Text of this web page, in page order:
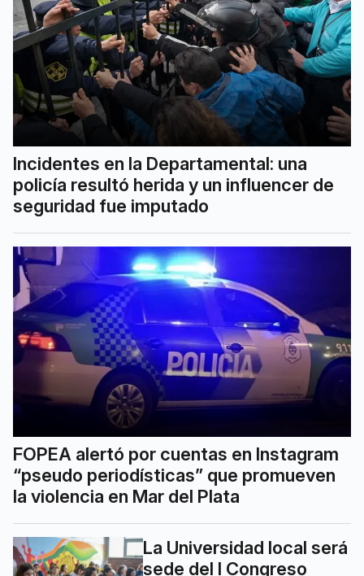
Incidentes en la Departamental: una
policía resultó herida y un influencer de
seguridad fue imputado
FOPEA alertó por cuentas en Instagram
“pseudo periodísticas” que promueven
la violencia en Mar del Plata
La Universidad local será
sede del I Congreso